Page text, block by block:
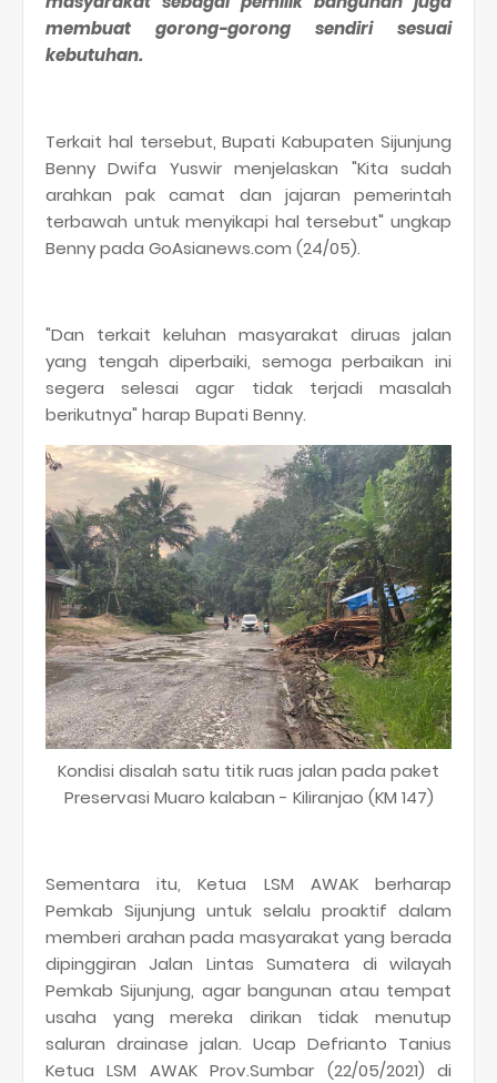
membuat gorong-gorong sendiri sesuai
kebutuhan.
Terkait hal tersebut, Bupati Kabupaten Sijunjung
Benny Dwifa Yuswir menjelaskan "Kita sudah
arahkan pak camat dan jajaran pemerintah
terbawah untuk menyikapi hal tersebut" ungkap
Benny pada GoAsianews.com (24/05).
"Dan terkait keluhan masyarakat diruas jalan
yang tengah diperbaiki, semoga perbaikan ini
segera selesai agar tidak terjadi masalah
berikutnya" harap Bupati Benny.
Kondisi disalah satu titik ruas jalan pada paket
Preservasi Muaro kalaban - Kiliranjao (KM 147)
Sementara itu, Ketua LSM AWAK berharap
Pemkab Sijunjung untuk selalu proaktif dalam
memberi arahan pada masyarakat yang berada
dipinggiran Jalan Lintas Sumatera di wilayah
Pemkab Sijunjung, agar bangunan atau tempat
usaha yang mereka dirikan tidak menutup
saluran drainase jalan. Ucap Defrianto Tanius
Ketua LSM AWAK Prov.Sumbar (22/05/2021) di